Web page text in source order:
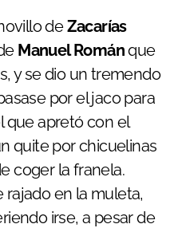
deZacarías
Manuel Románque
y se dio un tremendo
por el jaco para
que apretó con el
quite por chicuelinas
coger la franela.
rajado en la muleta,
irse, a pesar de